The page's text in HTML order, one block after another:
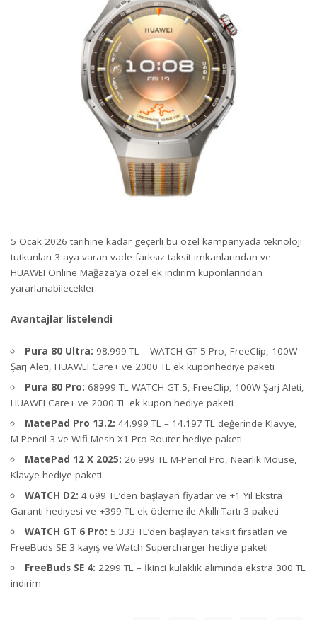
5 Ocak 2026 tarihine kadar geçerli bu özel kampanyada teknoloji
tutkunları 3 aya varan vade farksız taksit imkanlarından ve
HUAWEI Online Mağaza’ya özel ek indirim kuponlarından
yararlanabilecekler.
Avantajlar listelendi
Pura 80 Ultra: 98.999 TL – WATCH GT 5 Pro, FreeClip, 100W
Şarj Aleti, HUAWEI Care+ ve 2000 TL ek kuponhediye paketi
Pura 80 Pro: 68999 TL WATCH GT 5, FreeClip, 100W Şarj Aleti,
HUAWEI Care+ ve 2000 TL ek kupon hediye paketi
MatePad Pro 13.2: 44.999 TL – 14.197 TL değerinde Klavye,
M-Pencil 3 ve Wifi Mesh X1 Pro Router hediye paketi
MatePad 12 X 2025: 26.999 TL M-Pencil Pro, Nearlik Mouse,
Klavye hediye paketi
WATCH D2: 4.699 TL’den başlayan fiyatlar ve +1 Yıl Ekstra
Garanti hediyesi ve +399 TL ek ödeme ile Akıllı Tartı 3 paketi
WATCH GT 6 Pro: 5.333 TL’den başlayan taksit fırsatları ve
FreeBuds SE 3 kayış ve Watch Supercharger hediye paketi
FreeBuds SE 4: 2299 TL – İkinci kulaklık alımında ekstra 300 TL
indirim